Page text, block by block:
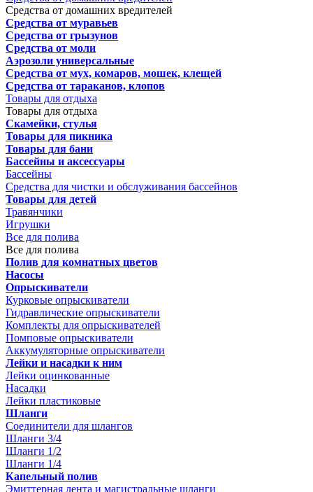
Средства от домашних вредителей
Средства от муравьев
Средства от грызунов
Средства от моли
Аэрозоли универсальные
Средства от мух, комаров, мошек, клещей
Средства от тараканов, клопов
Товары для отдыха
Товары для отдыха
Скамейки, стулья
Товары для пикника
Товары для бани
Бассейны и аксессуары
Бассейны
Средства для чистки и обслуживания бассейнов
Товары для детей
Травянчики
Игрушки
Все для полива
Все для полива
Полив для комнатных цветов
Насосы
Опрыскиватели
Курковые опрыскиватели
Гидравлические опрыскиватели
Комплекты для опрыскивателей
Помповые опрыскиватели
Аккумуляторные опрыскиватели
Лейки и насадки к ним
Лейки оцинкованные
Насадки
Лейки пластиковые
Шланги
Соединители для шлангов
Шланги 3/4
Шланги 1/2
Шланги 1/4
Капельный полив
Эмиттерная лента и магистральные шланги